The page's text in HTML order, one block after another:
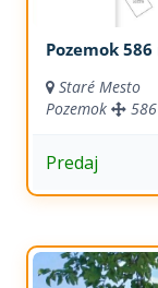
Pozemok
Staré Mesto
Pozemok
Predaj